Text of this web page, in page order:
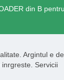
din B pentru
Argintul e
Servicii